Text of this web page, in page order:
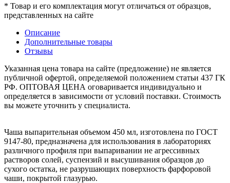
* Товар и его комплектация могут отличаться от образцов,
представленных на сайте
Описание
Дополнительные товары
Отзывы
Указанная цена товара на сайте (предложение) не является
публичной офертой, определяемой положением статьи 437 ГК
РФ. ОПТОВАЯ ЦЕНА оговаривается индивидуально и
определяется в зависимости от условий поставки. Стоимость
вы можете уточнить у специалиста.
Чаша выпарительная объемом 450 мл, изготовлена по ГОСТ
9147-80, предназначена для использования в лабораториях
различного профиля при выпаривании не агрессивных
растворов солей, суспензий и высушивания образцов до
сухого остатка, не разрушающих поверхность фарфоровой
чаши, покрытой глазурью.